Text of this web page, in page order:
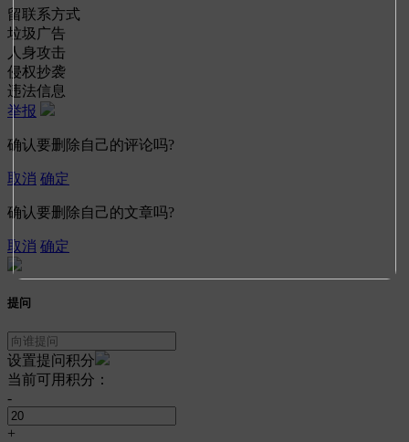
留联系方式
垃圾广告
人身攻击
侵权抄袭
违法信息
举报
确认要删除自己的评论吗?
取消 确定
确认要删除自己的文章吗?
取消 确定
提问
设置提问积分
当前可用积分：
-
+